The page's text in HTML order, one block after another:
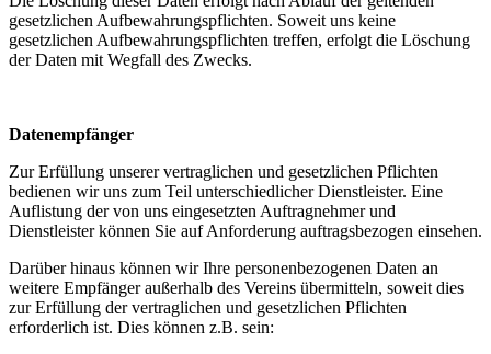
gesetzlichen Aufbewahrungspflichten. Soweit uns keine
gesetzlichen Aufbewahrungspflichten treffen, erfolgt die Löschung
der Daten mit Wegfall des Zwecks.
Datenempfänger
Zur Erfüllung unserer vertraglichen und gesetzlichen Pflichten
bedienen wir uns zum Teil unterschiedlicher Dienstleister. Eine
Auflistung der von uns eingesetzten Auftragnehmer und
Dienstleister können Sie auf Anforderung auftragsbezogen einsehen.
Darüber hinaus können wir Ihre personenbezogenen Daten an
weitere Empfänger außerhalb des Vereins übermitteln, soweit dies
zur Erfüllung der vertraglichen und gesetzlichen Pflichten
erforderlich ist. Dies können z.B. sein: